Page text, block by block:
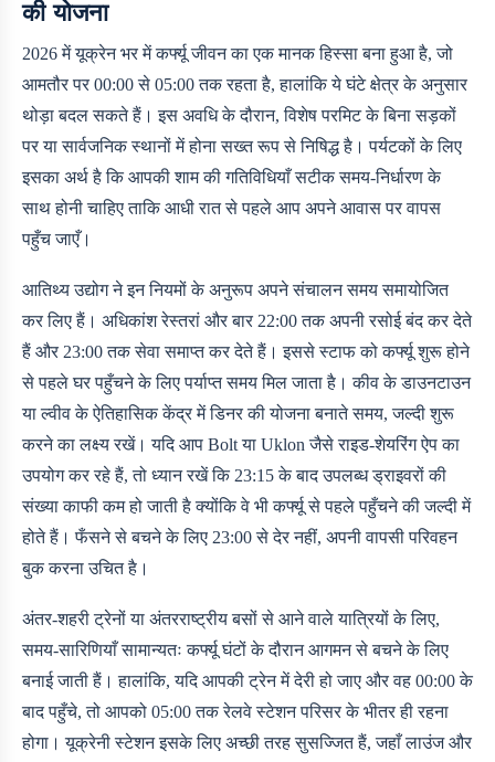
की योजना
2026 में यूक्रेन भर में कर्फ्यू जीवन का एक मानक हिस्सा बना हुआ है, जो
आमतौर पर 00:00 से 05:00 तक रहता है, हालांकि ये घंटे क्षेत्र के अनुसार
थोड़ा बदल सकते हैं। इस अवधि के दौरान, विशेष परमिट के बिना सड़कों
पर या सार्वजनिक स्थानों में होना सख्त रूप से निषिद्ध है। पर्यटकों के लिए
इसका अर्थ है कि आपकी शाम की गतिविधियाँ सटीक समय-निर्धारण के
साथ होनी चाहिए ताकि आधी रात से पहले आप अपने आवास पर वापस
पहुँच जाएँ।
आतिथ्य उद्योग ने इन नियमों के अनुरूप अपने संचालन समय समायोजित
कर लिए हैं। अधिकांश रेस्तरां और बार 22:00 तक अपनी रसोई बंद कर देते
हैं और 23:00 तक सेवा समाप्त कर देते हैं। इससे स्टाफ को कर्फ्यू शुरू होने
से पहले घर पहुँचने के लिए पर्याप्त समय मिल जाता है। कीव के डाउनटाउन
या ल्वीव के ऐतिहासिक केंद्र में डिनर की योजना बनाते समय, जल्दी शुरू
करने का लक्ष्य रखें। यदि आप Bolt या Uklon जैसे राइड-शेयरिंग ऐप का
उपयोग कर रहे हैं, तो ध्यान रखें कि 23:15 के बाद उपलब्ध ड्राइवरों की
संख्या काफी कम हो जाती है क्योंकि वे भी कर्फ्यू से पहले पहुँचने की जल्दी में
होते हैं। फँसने से बचने के लिए 23:00 से देर नहीं, अपनी वापसी परिवहन
बुक करना उचित है।
अंतर-शहरी ट्रेनों या अंतरराष्ट्रीय बसों से आने वाले यात्रियों के लिए,
समय-सारिणियाँ सामान्यतः कर्फ्यू घंटों के दौरान आगमन से बचने के लिए
बनाई जाती हैं। हालांकि, यदि आपकी ट्रेन में देरी हो जाए और वह 00:00 के
बाद पहुँचे, तो आपको 05:00 तक रेलवे स्टेशन परिसर के भीतर ही रहना
होगा। यूक्रेनी स्टेशन इसके लिए अच्छी तरह सुसज्जित हैं, जहाँ लाउंज और